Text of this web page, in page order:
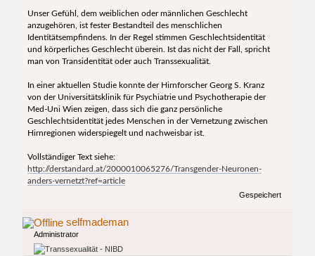
Unser Gefühl, dem weiblichen oder männlichen Geschlecht
anzugehören, ist fester Bestandteil des menschlichen
Identitätsempfindens. In der Regel stimmen Geschlechtsidentität
und körperliches Geschlecht überein. Ist das nicht der Fall, spricht
man von Transidentität oder auch Transsexualität.
In einer aktuellen Studie konnte der Hirnforscher Georg S. Kranz
von der Universitätsklinik für Psychiatrie und Psychotherapie der
Med-Uni Wien zeigen, dass sich die ganz persönliche
Geschlechtsidentität jedes Menschen in der Vernetzung zwischen
Hirnregionen widerspiegelt und nachweisbar ist.
Vollständiger Text siehe:
http://derstandard.at/2000010065276/Transgender-Neuronen-
anders-vernetzt?ref=article
Gespeichert
selfmademan
Administrator